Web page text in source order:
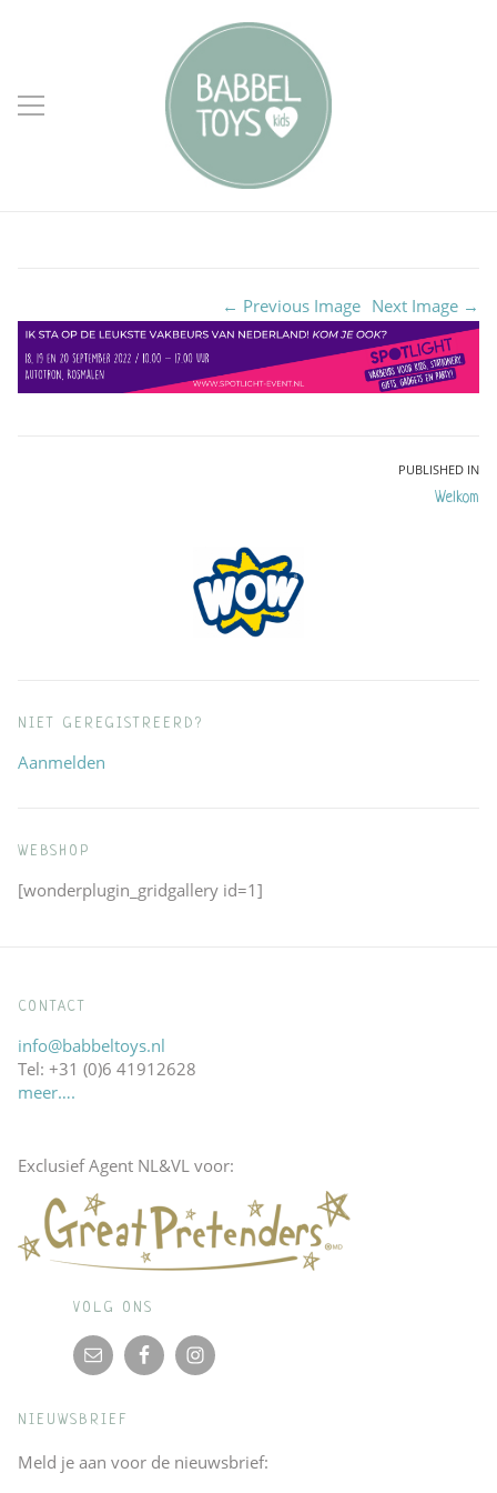
← Previous Image Next Image →
PUBLISHED IN
Welkom
NIET GEREGISTREERD?
Aanmelden
WEBSHOP
[wonderplugin_gridgallery id=1]
CONTACT
info@babbeltoys.nl
Tel: +31 (0)6 41912628
meer….
Exclusief Agent NL&VL voor:
VOLG ONS
NIEUWSBRIEF
Meld je aan voor de nieuwsbrief: